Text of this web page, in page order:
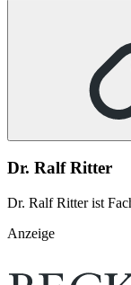
Dr. Ralf Ritter
Dr. Ralf Ritter ist
Anzeige